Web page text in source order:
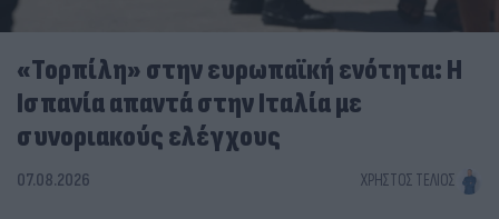
«Τορπίλη» στην ευρωπαϊκή ενότητα: Η
Ισπανία απαντά στην Ιταλία με
συνοριακούς ελέγχους
07.08.2026 ΧΡΉΣΤΟΣ ΤΈΛΙΟΣ